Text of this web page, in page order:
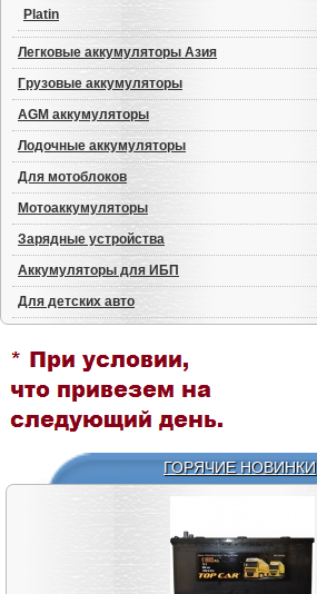
Platin
Легковые аккумуляторы Азия
Грузовые аккумуляторы
AGM аккумуляторы
Лодочные аккумуляторы
Для мотоблоков
Мотоаккумуляторы
Зарядные устройства
Аккумуляторы для ИБП
Для детских авто
ГОРЯЧИЕ НОВИНКИ